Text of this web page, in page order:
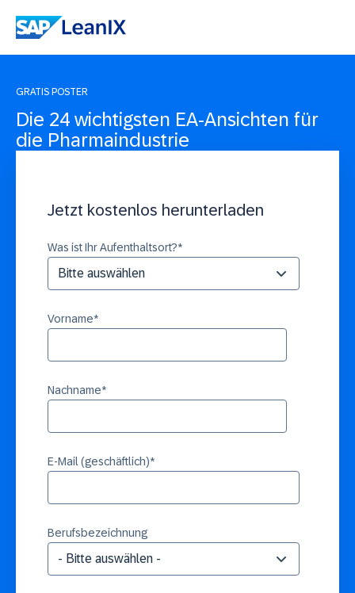
GRATIS POSTER
Die 24 wichtigsten EA-Ansichten für
die Pharmaindustrie
Jetzt kostenlos herunterladen
Was ist Ihr Aufenthaltsort?*
Vorname*
Nachname*
E-Mail (geschäftlich)*
Berufsbezeichnung